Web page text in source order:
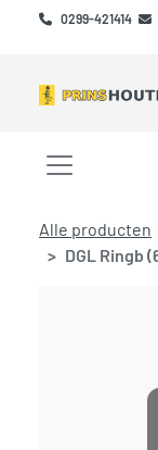
0299-421414
Menu
Alle producten
DGL Ringb